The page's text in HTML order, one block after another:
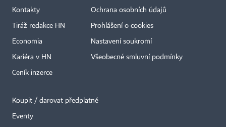
Kontakty
Tiráž redakce HN
Economia
Kariéra v HN
Ceník inzerce
Ochrana osobních údajů
Prohlášení o cookies
Nastavení soukromí
Všeobecné smluvní podmínky
Koupit / darovat předplatné
Eventy